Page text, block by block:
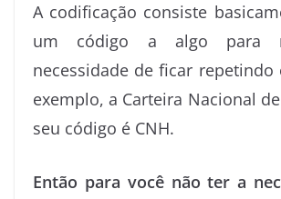
A codificação consiste
um código a algo para
necessidade de ficar
exemplo, a Carteira Nacional
seu código é CNH.
Então para você não ter a